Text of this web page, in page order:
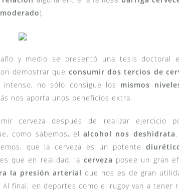
moderado).
y medio se presentó una tesis doctoral
demostrar que consumir dos tercios de
no sólo consigue los mismos
nos aporta unos beneficios extra.
cerveza después de realizar ejercicio
como sabemos, elalcohol nos deshidrata
que la cerveza es un potente
que en realidad, la cerveza posee un gran
la presión arterial que nos es de gran
final, en deportes como el rugby van a tener